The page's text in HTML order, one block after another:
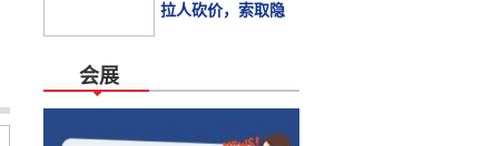
拉人砍价，索取隐
会展